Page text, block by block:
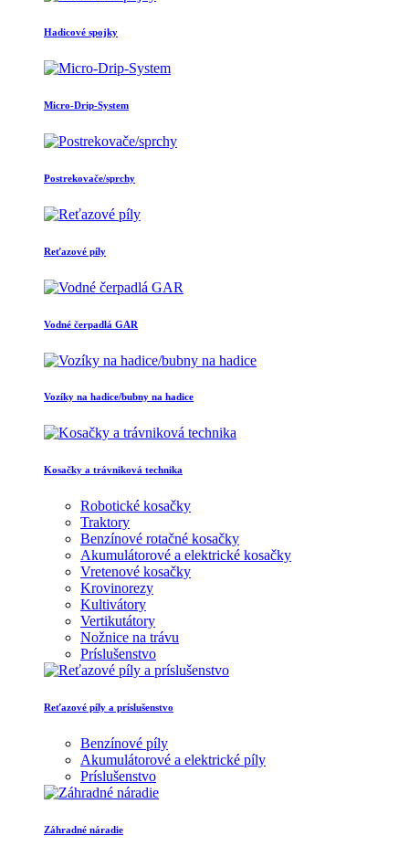
Hadicové spojky
Micro-Drip-System
Postrekovače/sprchy
Reťazové píly
Vodné čerpadlá GAR
Vozíky na hadice/bubny na hadice
Kosačky a trávniková technika
Robotické kosačky
Traktory
Benzínové rotačné kosačky
Akumulátorové a elektrické kosačky
Vretenové kosačky
Krovinorezy
Kultivátory
Vertikutátory
Nožnice na trávu
Príslušenstvo
Reťazové píly a príslušenstvo
Benzínové píly
Akumulátorové a elektrické píly
Príslušenstvo
Záhradné náradie